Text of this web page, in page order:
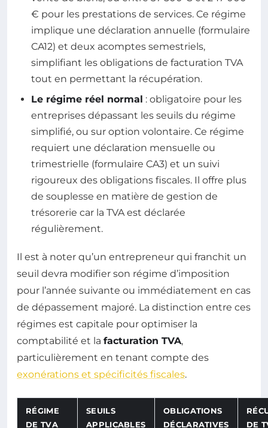
€ pour les prestations de services. Ce régime
implique une déclaration annuelle (formulaire
CA12) et deux acomptes semestriels,
simplifiant les obligations de facturation TVA
tout en permettant la récupération.
Le régime réel normal : obligatoire pour les
entreprises dépassant les seuils du régime
simplifié, ou sur option volontaire. Ce régime
requiert une déclaration mensuelle ou
trimestrielle (formulaire CA3) et un suivi
rigoureux des obligations fiscales. Il offre plus
de souplesse en matière de gestion de
trésorerie car la TVA est déclarée
régulièrement.
Il est à noter qu’un entrepreneur qui franchit un
seuil devra modifier son régime d’imposition
pour l’année suivante ou immédiatement en cas
de dépassement majoré. La distinction entre ces
régimes est capitale pour optimiser la
comptabilité et la facturation TVA,
particulièrement en tenant compte des
exonérations et spécificités fiscales.
RÉGIME
DE TVA
SEUILS
APPLICABLES
OBLIGATIONS
DÉCLARATIVES
DE